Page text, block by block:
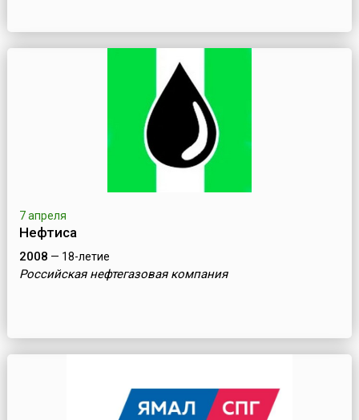
7 апреля
Нефтиса
2008 — 18-летие
Российская нефтегазовая компания